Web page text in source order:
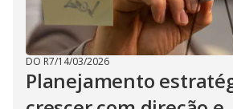
DO R7/14/03/2026
Planejamento